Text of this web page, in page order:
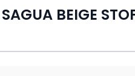
BEIGE